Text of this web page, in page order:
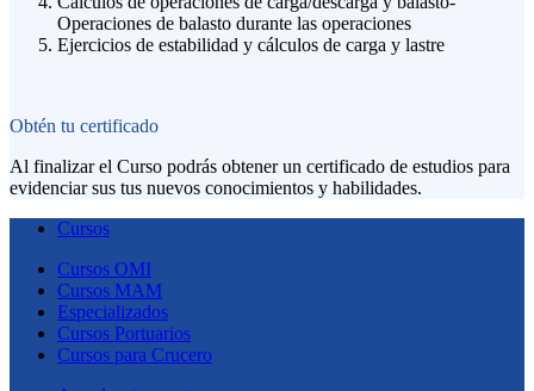
Operaciones de balasto durante las operaciones
Ejercicios de estabilidad y cálculos de carga y lastre
Obtén tu certificado
Al finalizar el Curso podrás obtener un certificado de estudios para
evidenciar sus tus nuevos conocimientos y habilidades.
Cursos
Cursos OMI
Cursos MAM
Especializados
Cursos Portuarios
Cursos para Crucero